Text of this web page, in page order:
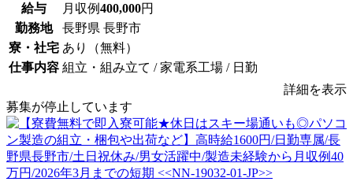
給与 月収例400,000円
勤務地
長野県 長野市
寮・社宅 あり（無料）
仕事内容 組立・組み立て / 家電系工場 / 日勤
詳細を表示
募集が停止しています